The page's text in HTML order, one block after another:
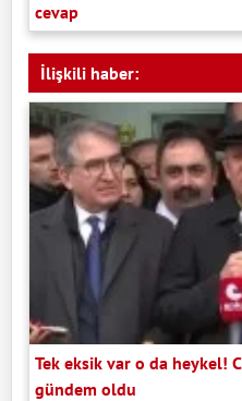
cevap
İlişkili haber:
Tek eksik var o da heykel!
gündem oldu